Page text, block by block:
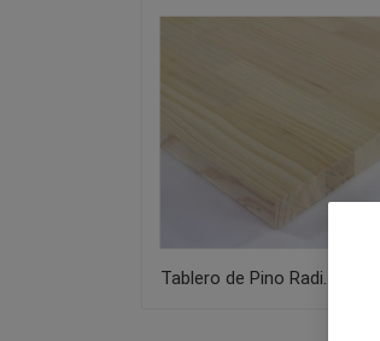
Tablero de Pino Radi...